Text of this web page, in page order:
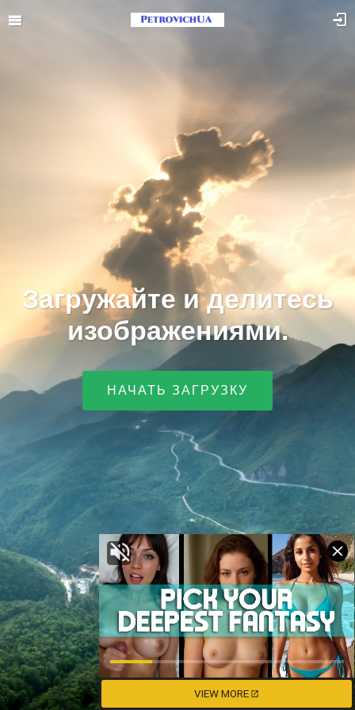
VIEW MORE
Загружайте и делитесь
изображениями.
НАЧАТЬ ЗАГРУЗКУ